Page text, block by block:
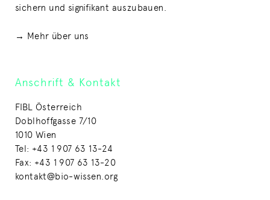
sichern und signifikant auszubauen.
→ Mehr über uns
Anschrift & Kontakt
FIBL Österreich
Doblhoffgasse 7/10
1010 Wien
Tel: +43 1 907 63 13-24
Fax: +43 1 907 63 13-20
kontakt@bio-wissen.org